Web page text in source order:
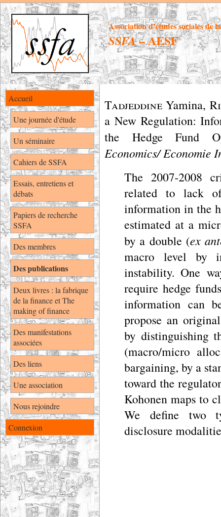
Association d’études sociales de
SSFA– AESF
Accueil
Une journée d'étude
Un séminaire
Cahiers de SSFA
Essais, entretiens et
débats
Papiers de recherche
SSFA
Des membres
Des publications
Deux livres : la fabrique
de la finance et The
making of finance
Des manifestations
associées
Des liens
Une association
Nous rejoindre
Connexion
TadjeddineYamina,
a New Regulation:
the Hedge Fund
Economics/ Economie
The 2007-2008
related to lack of
information in the
estimated at a
by a double (ex
macro level by
instability. One
require hedge
information can
propose an
by distinguishing
(macro/micro
bargaining, by a
toward the
Kohonen maps to
We define two
disclosure